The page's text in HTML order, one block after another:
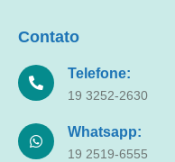
Contato
Telefone:
19 3252-2630
Whatsapp:
19 2519-6555